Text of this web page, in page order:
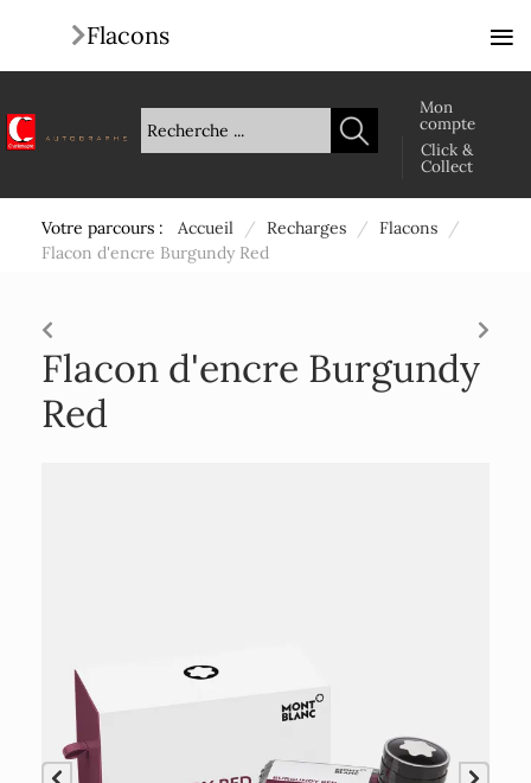
Mon
compte
Click &
Collect
Votre parcours : Accueil / Recharges / Flacons
/
Flacon d'encre Burgundy Red
Flacon d'encre Burgundy
Red
Flacons ≡